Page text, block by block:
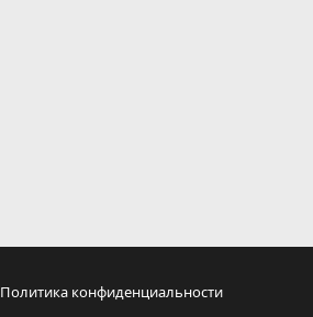
Политика конфиденциальности